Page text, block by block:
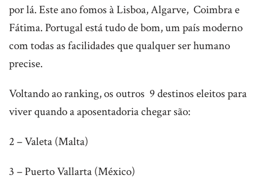
por lá. Este ano fomos à Lisboa, Algarve, Coimbra e
Fátima. Portugal está tudo de bom, um país moderno
com todas as facilidades que qualquer ser humano
precise.
Voltando ao ranking, os outros 9 destinos eleitos para
viver quando a aposentadoria chegar são:
2 – Valeta (Malta)
3 – Puerto Vallarta (México)